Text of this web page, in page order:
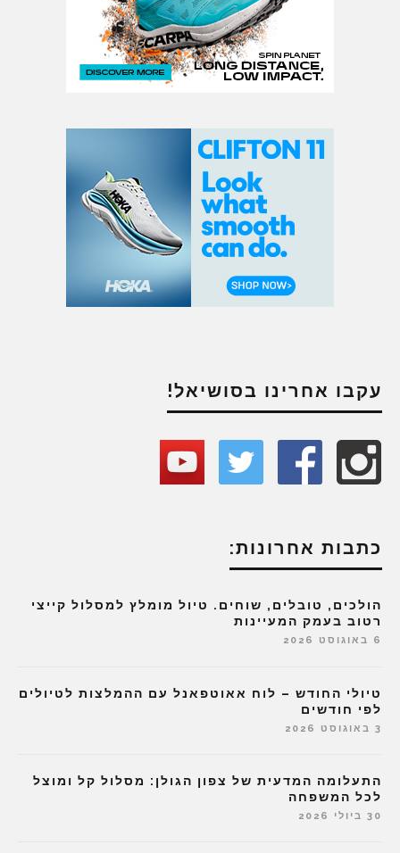
עקבו אחרינו בסושיאל!
כתבות אחרונות:
הולכים, טובלים, שוחים. טיול מומלץ למסלול קייצי
רטוב בעמק המעיינות
6 באוגוסט 2026
טיולי החודש – לוח אאוטפאנל עם ההמלצות לטיולים
לפי חודשים
3 באוגוסט 2026
התעלומה המדעית של צפון הגולן: מסלול קל ומוצל
לכל המשפחה
30 ביולי 2026